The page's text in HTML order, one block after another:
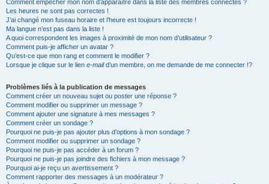
Comment empêcher mon nom d’apparaître dans la liste des membres connectés ?
Les heures ne sont pas correctes !
J’ai changé mon fuseau horaire et l’heure est toujours incorrecte !
Ma langue n’est pas dans la liste !
A quoi correspondent les images à proximité de mon nom d’utilisateur ?
Comment puis-je afficher un avatar ?
Qu’est-ce que mon rang et comment le modifier ?
Lorsque je clique sur le lien e-maild’un membre, on me demande de me connecter !?
Problèmes liés à la publication de messages
Comment créer un nouveau sujet ou poster une réponse ?
Comment modifier ou supprimer un message ?
Comment ajouter une signature à mes messages ?
Comment créer un sondage ?
Pourquoi ne puis-je pas ajouter plus d’options à mon sondage ?
Comment modifier ou supprimer un sondage ?
Pourquoi ne puis-je pas accéder à un forum ?
Pourquoi ne puis-je pas joindre des fichiers à mon message ?
Pourquoi ai-je reçu un avertissement ?
Comment rapporter des messages à un modérateur ?